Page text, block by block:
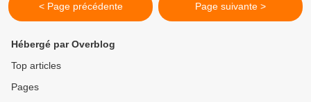
< Page précédente Page suivante >
Hébergé par Overblog
Top articles
Pages